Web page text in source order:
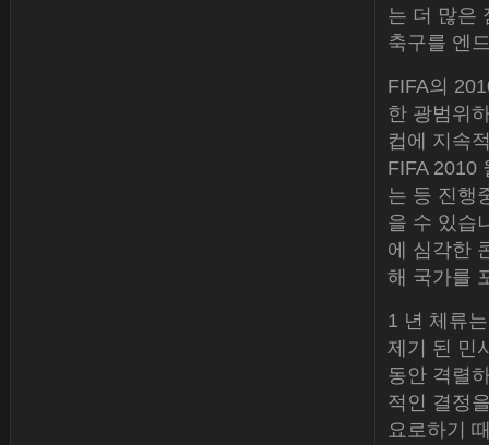
는 더 많은
축구를 엔
FIFA의
한 광범위
컵에 지속
FIFA 2010
는 등 진행
을 수 있습
에 심각한
해 국가를
1 년 체류
제기 된 민
동안 격렬
적인 결정
요로하기